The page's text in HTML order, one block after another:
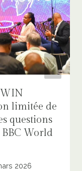
limitée de
questions
World
2026